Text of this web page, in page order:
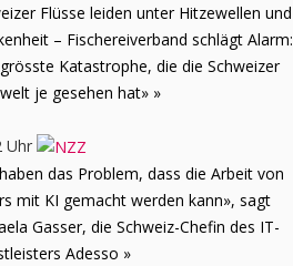
Flüsse leiden unter Hitzewellen und
– Fischereiverband schlägt Alarm:
Katastrophe, die die Schweizer
je gesehen hat» »
Uhr
das Problem, dass die Arbeit von
mit KI gemacht werden kann», sagt
Gasser, die Schweiz-Chefin des IT-
Adesso »